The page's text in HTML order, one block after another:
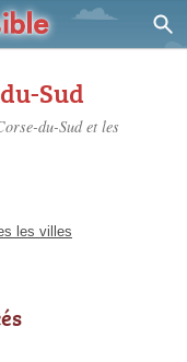
Sud
du-Sudet les
les villes